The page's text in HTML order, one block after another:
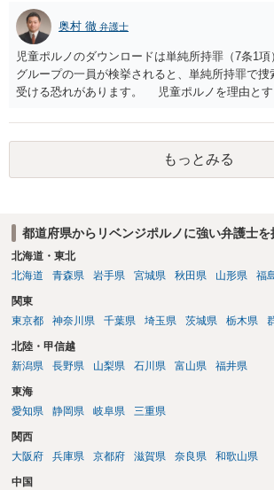
奥村 徹 弁護士
児童ポルノのダウンロードは単純所持罪（7条1項
グループの一員が検挙されると、単純所持罪で捜
受ける恐れがあります。 児童ポルノを理由と
は珍しくない）、これも捜索差押を受けるおそれ
もっとみる
都道府県からリベンジポルノに強い弁護士を
北海道・東北
北海道
青森県 岩手県 宮城県 秋田県 山形県 福
関東
東京都
神奈川県 千葉県 埼玉県 茨城県 栃木県
北陸・甲信越
新潟県
長野県 山梨県 石川県 富山県 福井県
東海
愛知県
静岡県 岐阜県 三重県
関西
大阪府
兵庫県 京都府 滋賀県 奈良県 和歌山県
中国